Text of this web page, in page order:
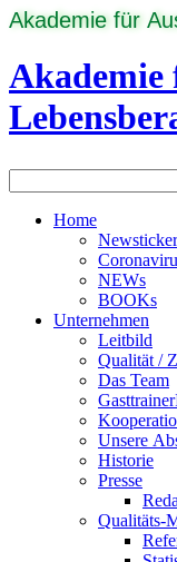
Akademie für
Home
Newsticker
NEWs
BOOKs
Unternehmen
Leitbild
Qualität /
Das Team
Unsere
Historie
Presse
Qualitäts-